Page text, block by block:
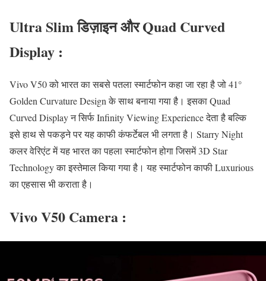
Ultra Slim डिज़ाइन और Quad Curved
Display :
Vivo V50 को भारत का सबसे पतला स्मार्टफोन कहा जा रहा है जो 41°
Golden Curvature Design के साथ बनाया गया है। इसका Quad
Curved Display न सिर्फ Infinity Viewing Experience देता है बल्कि
इसे हाथ से पकड़ने पर यह काफी कंफर्टेबल भी लगता है। Starry Night
कलर वेरिएंट में यह भारत का पहला स्मार्टफोन होगा जिसमें 3D Star
Technology का इस्तेमाल किया गया है। यह स्मार्टफोन काफी Luxurious
का एहसास भी कराता है।
Vivo V50 Camera :